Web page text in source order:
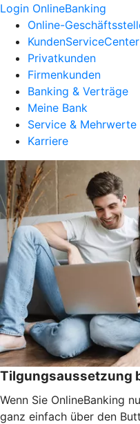
Login OnlineBanking
Online-
KundenServiceCenter
Privatkunden
Firmenkunden
Banking & Verträge
Meine Bank
Service & Mehrwerte
Karriere
Tilgungsaussetzung
Wenn Sie OnlineBanking
ganz einfach über den